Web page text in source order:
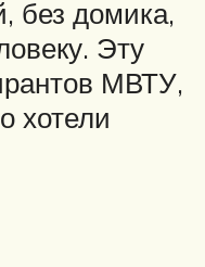
без домика,
Эту
МВТУ,
хотели